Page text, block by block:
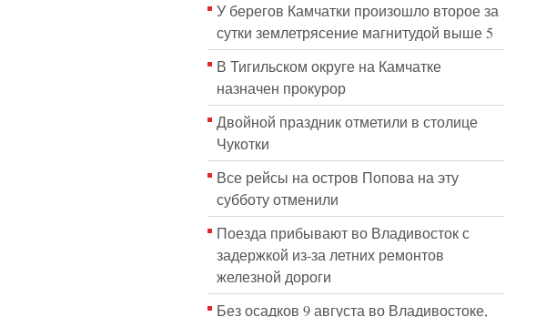
У берегов Камчатки произошло второе за
сутки землетрясение магнитудой выше 5
В Тигильском округе на Камчатке
назначен прокурор
Двойной праздник отметили в столице
Чукотки
Все рейсы на остров Попова на эту
субботу отменили
Поезда прибывают во Владивосток с
задержкой из-за летних ремонтов
железной дороги
Без осадков 9 августа во Владивостоке,